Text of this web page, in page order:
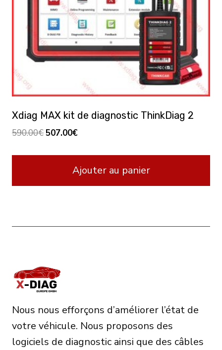
Xdiag MAX kit de diagnostic ThinkDiag 2
590.00€Le
590.00€.
507.00€Le
est :
507.00€.
Ajouter au panier
Nous nous efforçons d’améliorer l’état de
votre véhicule. Nous proposons des
logiciels de diagnostic ainsi que des câbles